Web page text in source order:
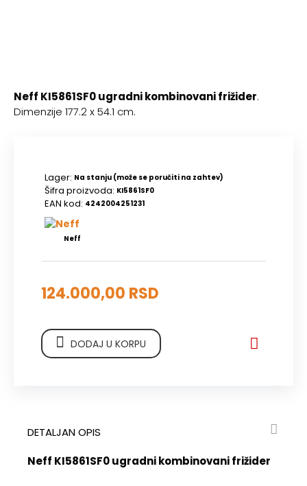
Neff KI5861SF0 ugradni kombinovani frižider.
Dimenzije 177.2 x 54.1 cm.
Lager: Na stanju (može se poručiti na zahtev)
Šifra proizvoda: KI5861SF0
EAN kod: 4242004251231
Neff
124.000,00 RSD
DODAJ U KORPU
DETALJAN OPIS
Neff KI5861SF0 ugradni kombinovani frižider